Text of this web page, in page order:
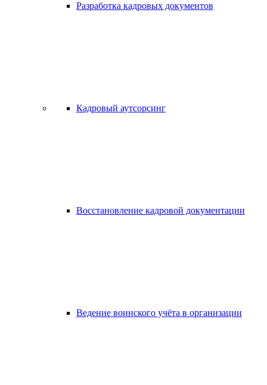
Разработка кадровых документов
Кадровый аутсорсинг
Восстановление кадровой документации
Ведение воинского учёта в организации